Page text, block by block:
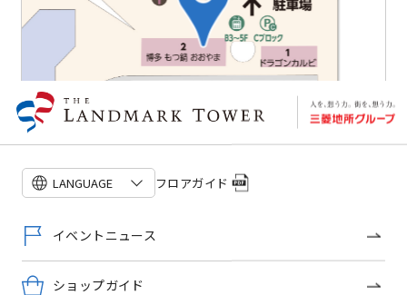
LANGUAGE フロアガイド
イベントニュース
ショップガイド